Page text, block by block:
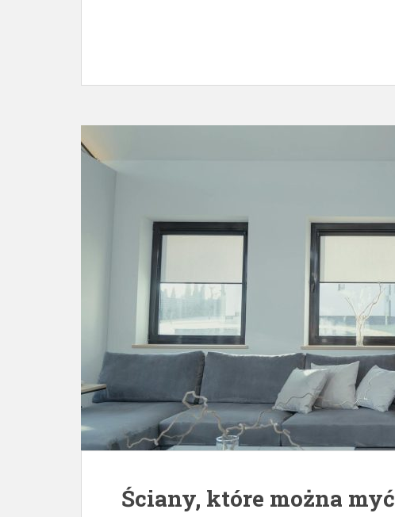
Ściany, które można myć